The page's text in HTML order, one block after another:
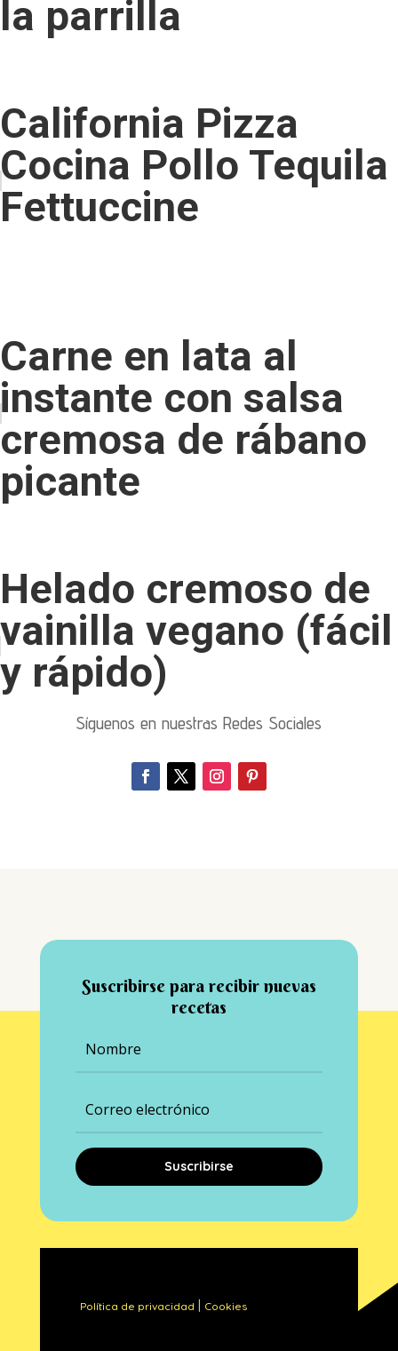
la parrilla
California Pizza
Cocina Pollo Tequila
Fettuccine
Carne en lata al
instante con salsa
cremosa de rábano
picante
Helado cremoso de
vainilla vegano (fácil
y rápido)
Síguenos en nuestras Redes Sociales
Suscribirse para recibir nuevas
recetas
Suscribirse
Política de privacidad Cookies